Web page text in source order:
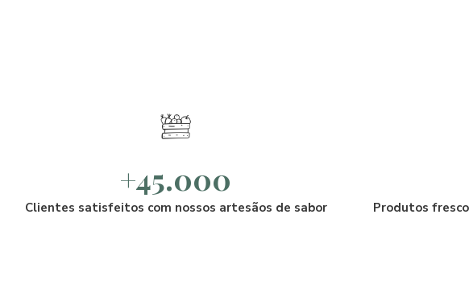
+45.000
Clientes satisfeitos com nossos artesãos de sabor Produtos